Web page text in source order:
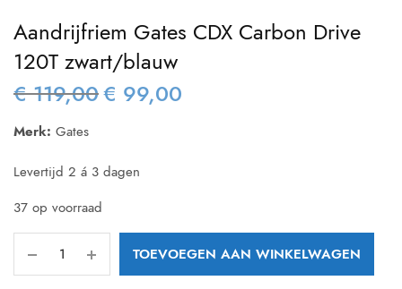
Aandrijfriem Gates CDX Carbon Drive
120T zwart/blauw
€119,00 Oorspronkelijke
€ 99,00
Merk: Gates
Levertijd 2 á 3 dagen
37 op voorraad
TOEVOEGEN AAN WINKELWAGEN